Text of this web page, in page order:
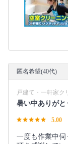
匿名希望(40代)
戸建て・一軒家ク
暑い中ありがと
5.00
一度も作業中伺